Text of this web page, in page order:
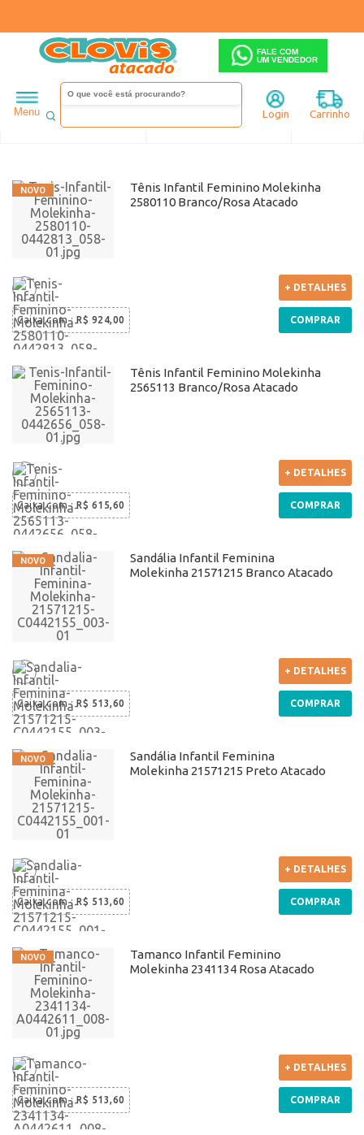
FALE COM
UM VENDEDOR
Menu Login Carrinho
Infantil Molekinha
Ordenar Filtrar
Tênis Infantil Feminino Molekinha
2580110 Branco/Rosa Atacado
Caixa com: R$ 924,00
+ DETALHES
COMPRAR
Tênis Infantil Feminino Molekinha
2565113 Branco/Rosa Atacado
Caixa com: R$ 615,60
+ DETALHES
COMPRAR
Sandália Infantil Feminina
Molekinha 21571215 Branco Atacado
Caixa com: R$ 513,60
+ DETALHES
COMPRAR
Sandália Infantil Feminina
Molekinha 21571215 Preto Atacado
Caixa com: R$ 513,60
+ DETALHES
COMPRAR
Tamanco Infantil Feminino
Molekinha 2341134 Rosa Atacado
Caixa com: R$ 513,60
+ DETALHES
COMPRAR